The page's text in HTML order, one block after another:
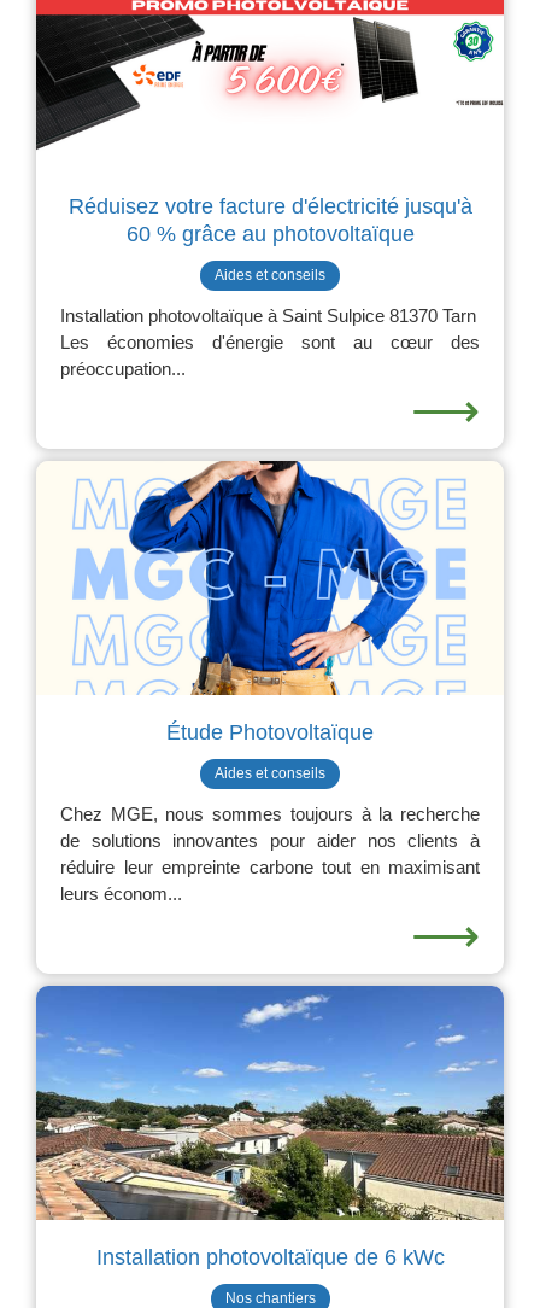
Réduisez votre facture d'électricité jusqu'à
60 % grâce au photovoltaïque
Aides et conseils
Installation photovoltaïque à Saint Sulpice 81370 Tarn
Les économies d'énergie sont au cœur des
préoccupation...
⟶
Étude Photovoltaïque
Aides et conseils
Chez MGE, nous sommes toujours à la recherche
de solutions innovantes pour aider nos clients à
réduire leur empreinte carbone tout en maximisant
leurs économ...
⟶
Installation photovoltaïque de 6 kWc
Nos chantiers